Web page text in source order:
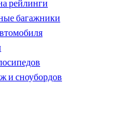
рейлинги
багажники
и сноубордов